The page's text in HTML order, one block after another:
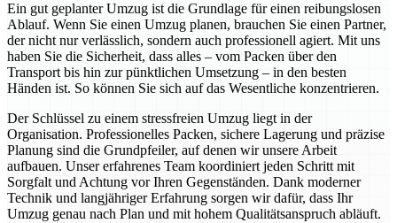
Ein gut geplanter Umzug ist die Grundlage für einen reibungslosen
Ablauf. Wenn Sie einen Umzug planen, brauchen Sie einen Partner,
der nicht nur verlässlich, sondern auch professionell agiert. Mit uns
haben Sie die Sicherheit, dass alles – vom Packen über den
Transport bis hin zur pünktlichen Umsetzung – in den besten
Händen ist. So können Sie sich auf das Wesentliche konzentrieren.
Der Schlüssel zu einem stressfreien Umzug liegt in der
Organisation. Professionelles Packen, sichere Lagerung und präzise
Planung sind die Grundpfeiler, auf denen wir unsere Arbeit
aufbauen. Unser erfahrenes Team koordiniert jeden Schritt mit
Sorgfalt und Achtung vor Ihren Gegenständen. Dank moderner
Technik und langjähriger Erfahrung sorgen wir dafür, dass Ihr
Umzug genau nach Plan und mit hohem Qualitätsanspruch abläuft.